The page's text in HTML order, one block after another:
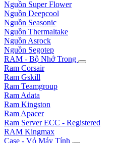
Nguồn Super Flower
Nguồn Deepcool
Nguồn Seasonic
Nguồn Thermaltake
Nguồn Asrock
Nguồn Segotep
RAM - Bộ Nhớ Trong
Ram Corsair
Ram Gskill
Ram Teamgroup
Ram Adata
Ram Kingston
Ram Apacer
Ram Server ECC - Registered
RAM Kingmax
Case - Vỏ Máy Tính